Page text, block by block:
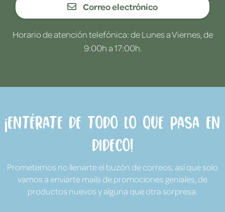
Correo electrónico
Horario de atención telefónica: de Lunes a Viernes, de
9:00h a 17:00h.
¡Entérate de todo lo que pasa en
Dideco!
Prometemos no llenarte el buzón de correos, así que solo
vamos a enviarte mails de promociones geniales, de
productos nuevos y alguna que otra sorpresa.